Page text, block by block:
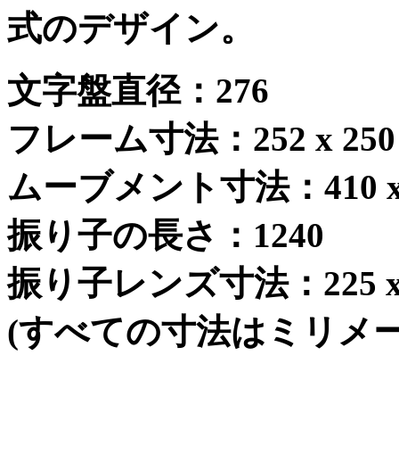
式のデザイン。
文字盤直径： 276
フレーム寸法： 252 x
ムーブメント寸法： 410
振り子の長さ： 1240
振り子レンズ寸法： 225
(すべての寸法はミリメ